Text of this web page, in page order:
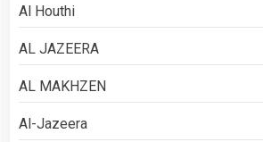
Al Houthi
AL JAZEERA
AL MAKHZEN
Al-Jazeera